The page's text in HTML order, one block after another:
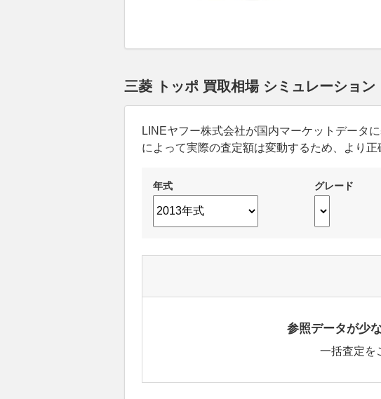
三菱 トッポ 買取相場 シミュレーション
LINEヤフー株式会社が国内マーケットデータ
によって実際の査定額は変動するため、より
年式 グレード
参照データが少
一括査定を